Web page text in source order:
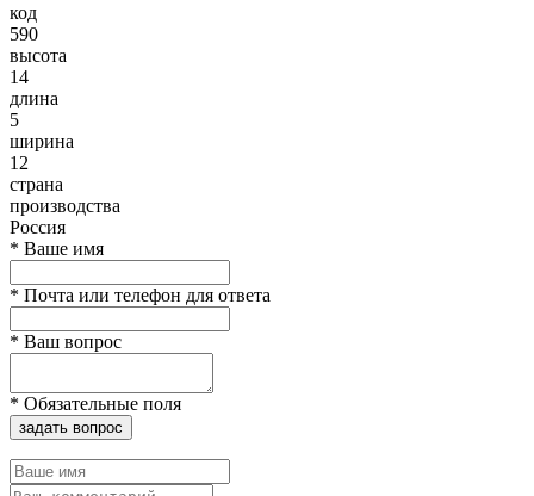
код
590
высота
14
длина
5
ширина
12
страна
производства
Россия
* Ваше имя
* Почта или телефон для ответа
* Ваш вопрос
* Обязательные поля
задать вопрос